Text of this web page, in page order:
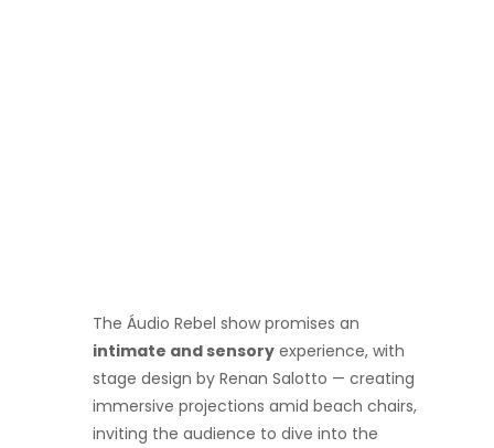
The Áudio Rebel show promises an
intimate and sensory experience, with
stage design by Renan Salotto — creating
immersive projections amid beach chairs,
inviting the audience to dive into the